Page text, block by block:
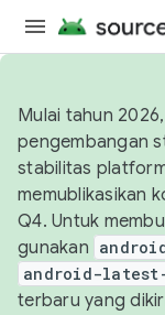
Mulai tahun
pengembangan
stabilitas
memublikasikan
Q4. Untuk
gunakan
android-
terbaru yang